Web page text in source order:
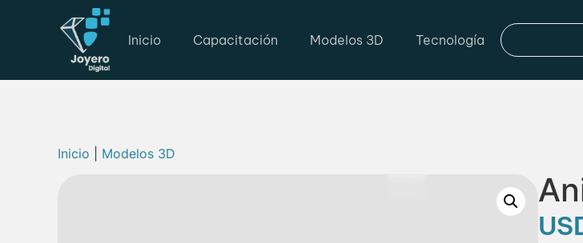
Inicio Capacitación Modelos 3D Tecnología
Inicio Modelos 3D